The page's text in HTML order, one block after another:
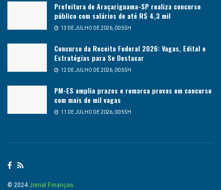
Prefeitura de Araçariguama-SP realiza concurso
público com salários de até R$ 4,3 mil
13 DE JULHO DE 2026, 00:55H
Concurso da Receita Federal 2026: Vagas, Edital e
Estratégias para Se Destacar
12 DE JULHO DE 2026, 00:55H
PM-ES amplia prazos e remarca provas em concurso
com mais de mil vagas
11 DE JULHO DE 2026, 00:55H
© 2024Jornal Finanças